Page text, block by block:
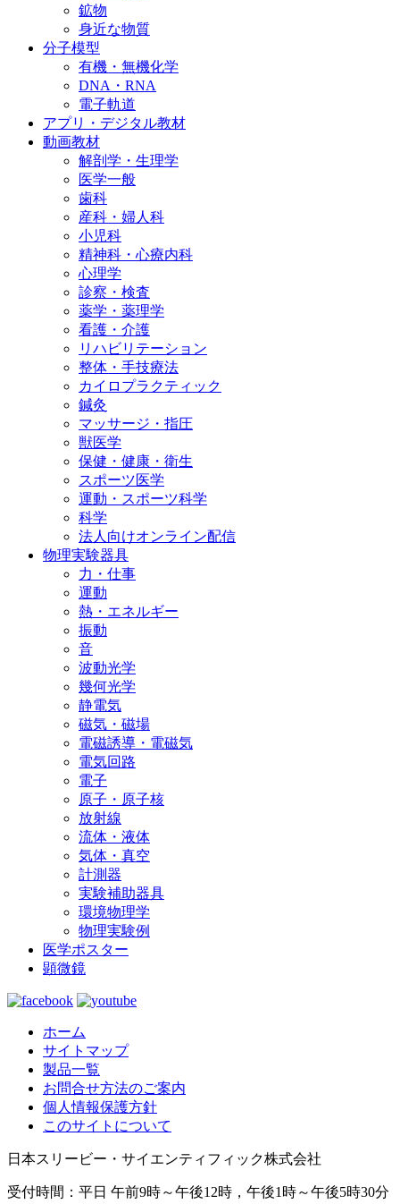
鉱物
身近な物質
分子模型
有機・無機化学
DNA・RNA
電子軌道
アプリ・デジタル教材
動画教材
解剖学・生理学
医学一般
歯科
産科・婦人科
小児科
精神科・心療内科
心理学
診察・検査
薬学・薬理学
看護・介護
リハビリテーション
整体・手技療法
カイロプラクティック
鍼灸
マッサージ・指圧
獣医学
保健・健康・衛生
スポーツ医学
運動・スポーツ科学
科学
法人向けオンライン配信
物理実験器具
力・仕事
運動
熱・エネルギー
振動
音
波動光学
幾何光学
静電気
磁気・磁場
電磁誘導・電磁気
電気回路
電子
原子・原子核
放射線
流体・液体
気体・真空
計測器
実験補助器具
環境物理学
物理実験例
医学ポスター
顕微鏡
ホーム
サイトマップ
製品一覧
お問合せ方法のご案内
個人情報保護方針
このサイトについて
日本スリービー・サイエンティフィック株式会社
受付時間：平日 午前9時～午後12時，午後1時～午後5時30分